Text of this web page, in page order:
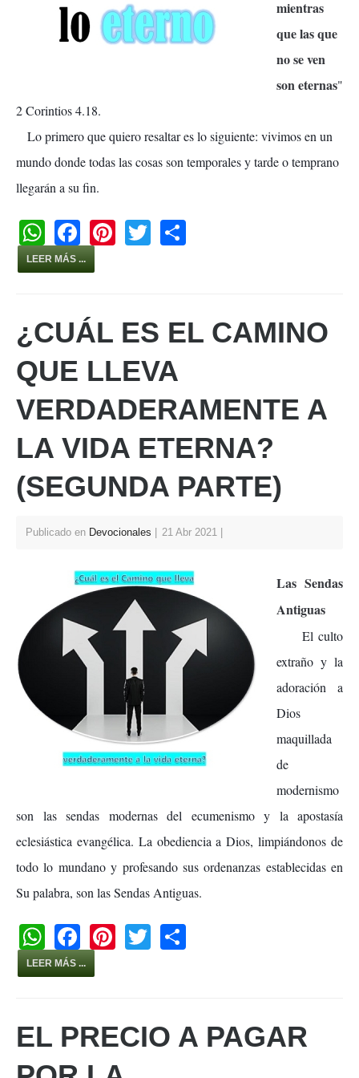
mientras
que las que
no se ven
son eternas"
2 Corintios 4.18.
Lo primero que quiero resaltar es lo siguiente: vivimos en un
mundo donde todas las cosas son temporales y tarde o temprano
llegarán a su fin.
W
h
at
A
p
p
F
a
c
b
o
o
k
Pi
st
T
LEER MÁS ...
¿CUÁL ES EL CAMINO
QUE LLEVA
VERDADERAMENTE A
LA VIDA ETERNA?
(SEGUNDA PARTE)
Publicado en Devocionales 21 Abr 2021
Las Sendas
Antiguas
El culto
extraño y la
adoración a
Dios
maquillada
de
modernismo
son las sendas modernas del ecumenismo y la apostasía
eclesiástica evangélica. La obediencia a Dios, limpiándonos de
todo lo mundano y profesando sus ordenanzas establecidas en
Su palabra, son las Sendas Antiguas.
W
h
at
A
p
F
a
c
b
o
Pi
st
T
LEER MÁS ...
EL PRECIO A PAGAR